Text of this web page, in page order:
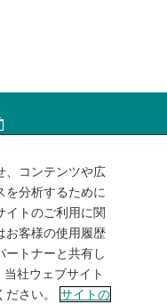
たって
リシー
、コンテンツや広
を分析するために
イトのご利用に関
お客様の使用履歴
ートナーと共有し
社ウェブサイト
さい。
サイトの